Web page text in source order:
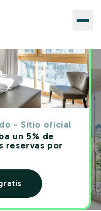
- Sitio oficial
un 5% de
reservas por